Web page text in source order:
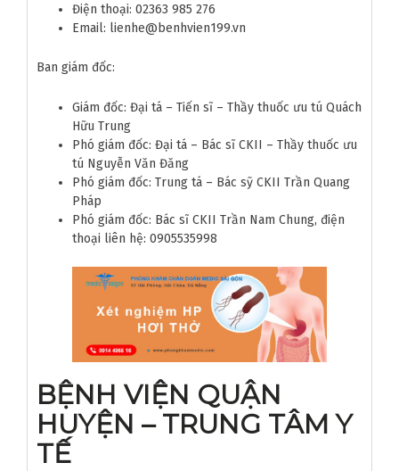
Điện thoại: 02363 985 276
Email: lienhe@benhvien199.vn
Ban giám đốc:
Giám đốc: Đại tá – Tiến sĩ – Thầy thuốc ưu tú Quách
Hữu Trung
Phó giám đốc: Đại tá – Bác sĩ CKII – Thầy thuốc ưu
tú Nguyễn Văn Đăng
Phó giám đốc: Trung tá – Bác sỹ CKII Trần Quang
Pháp
Phó giám đốc: Bác sĩ CKII Trần Nam Chung, điện
thoại liên hệ: 0905535998
BỆNH VIỆN QUẬN
HUYỆN – TRUNG TÂM Y
TẾ